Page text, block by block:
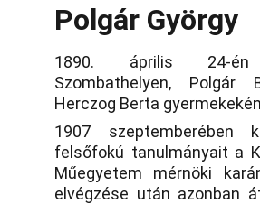
Polgár György
1890. április 24-én
Szombathelyen, Polgár
Herczog Berta
1907 szeptemberében
felsőfokú tanulmányait a
Műegyetem mérnöki
elvégzése után azonban